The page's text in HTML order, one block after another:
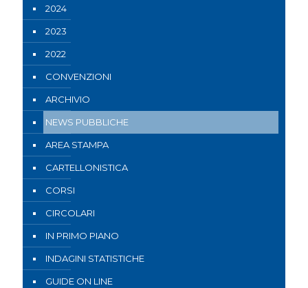
2024
2023
2022
CONVENZIONI
ARCHIVIO
NEWS PUBBLICHE
AREA STAMPA
CARTELLONISTICA
CORSI
CIRCOLARI
IN PRIMO PIANO
INDAGINI STATISTICHE
GUIDE ON LINE